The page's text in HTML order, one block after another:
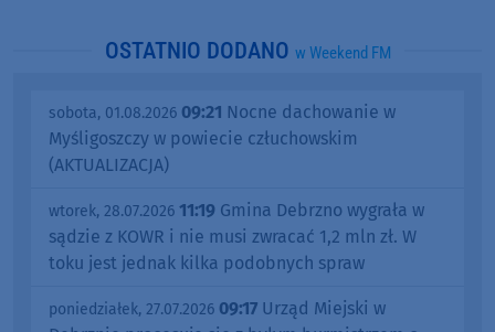
OSTATNIO DODANO w Weekend FM
sobota, 01.08.2026 09:21 Nocne dachowanie w
Myśligoszczy w powiecie człuchowskim
(AKTUALIZACJA)
wtorek, 28.07.2026 11:19 Gmina Debrzno wygrała w
sądzie z KOWR i nie musi zwracać 1,2 mln zł. W
toku jest jednak kilka podobnych spraw
poniedziałek, 27.07.2026 09:17 Urząd Miejski w